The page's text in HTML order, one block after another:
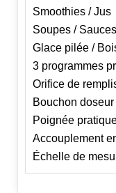
Smoothies / Jus
Soupes / Sauces
Glace pilée /
3 programmes
Orifice de
Bouchon
Poignée
Accouplement
Échelle de